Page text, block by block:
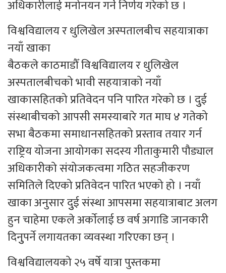
अधिकारीलाई मनोनयन गर्ने निर्णय गरेको छ ।
विश्वविद्यालय र धुलिखेल अस्पतालबीच सहयात्राका
नयाँ खाका
बैठकले काठमाडौँ विश्वविद्यालय र धुलिखेल
अस्पतालबीचको भावी सहयात्राको नयाँ
खाकासहितको प्रतिवेदन पनि पारित गरेको छ । दुुई
संस्थाबीचको आपसी समस्याबारे गत माघ ४ गतेको
सभा बैठकमा समाधानसहितको प्रस्ताव तयार गर्न
राष्ट्रिय योजना आयोगका सदस्य गीताकुमारी पौड्याल
अधिकारीको संयोजकत्वमा गठित सहजीकरण
समितिले दिएको प्रतिवेदन पारित भएको हो । नयाँ
खाका अनुसार दुुई संस्था आपसमा सहयात्राबाट अलग
हुन चाहेमा एकले अर्काेलाई छ वर्ष अगाडि जानकारी
दिनुुपर्ने लगायतका व्यवस्था गरिएका छन् ।
विश्वविद्यालयको २५ वर्षे यात्रा पुस्तकमा